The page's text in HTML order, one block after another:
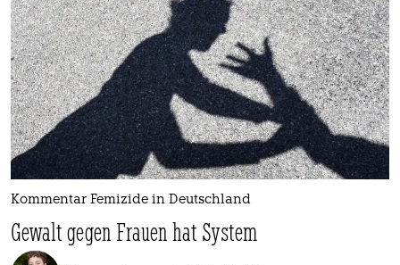
Kommentar Femizide in Deutschland
Gewalt gegen Frauen hat System